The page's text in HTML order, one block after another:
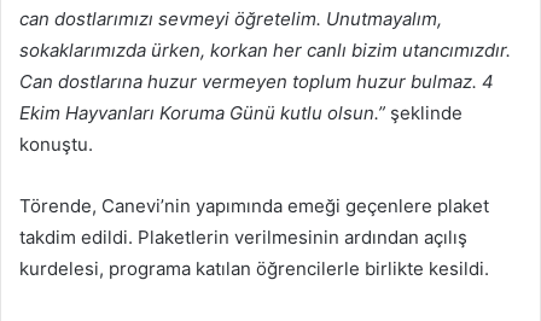
can dostlarımızı sevmeyi öğretelim. Unutmayalım,
sokaklarımızda ürken, korkan her canlı bizim utancımızdır.
Can dostlarına huzur vermeyen toplum huzur bulmaz. 4
Ekim Hayvanları Koruma Günü kutlu olsun.” şeklinde
konuştu.
Törende, Canevi’nin yapımında emeği geçenlere plaket
takdim edildi. Plaketlerin verilmesinin ardından açılış
kurdelesi, programa katılan öğrencilerle birlikte kesildi.